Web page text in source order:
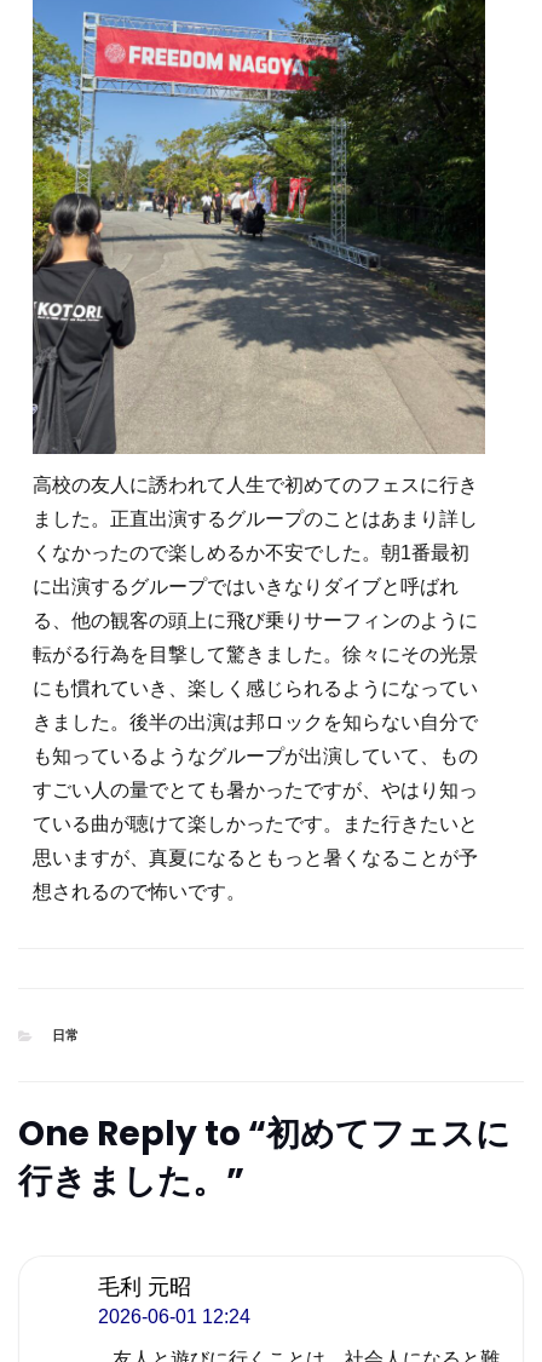
高校の友人に誘われて人生で初めてのフェスに行き
ました。正直出演するグループのことはあまり詳し
くなかったので楽しめるか不安でした。朝1番最初
に出演するグループではいきなりダイブと呼ばれ
る、他の観客の頭上に飛び乗りサーフィンのように
転がる行為を目撃して驚きました。徐々にその光景
にも慣れていき、楽しく感じられるようになってい
きました。後半の出演は邦ロックを知らない自分で
も知っているようなグループが出演していて、もの
すごい人の量でとても暑かったですが、やはり知っ
ている曲が聴けて楽しかったです。また行きたいと
思いますが、真夏になるともっと暑くなることが予
想されるので怖いです。
CATEGORIES
日常
One Reply to “初めてフェスに
行きました。”
毛利 元昭
2026-06-01 12:24